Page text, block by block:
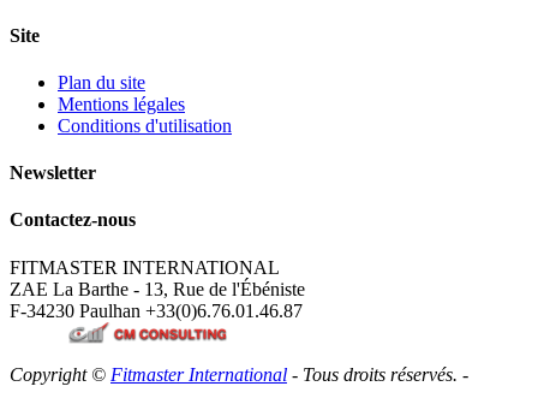
Site
Plan du site
Mentions légales
Conditions d'utilisation
Newsletter
Contactez-nous
FITMASTER INTERNATIONAL
ZAE La Barthe - 13, Rue de l'Ébéniste
F-34230 Paulhan +33(0)6.76.01.46.87
Copyright © Fitmaster International - Tous droits réservés. -